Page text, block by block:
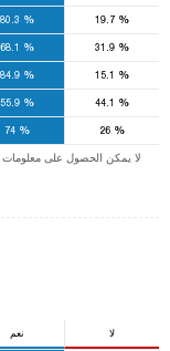
% %
19.7
% %
31.9
%
84.9 %
%
55.9 %
% %
نعم لا